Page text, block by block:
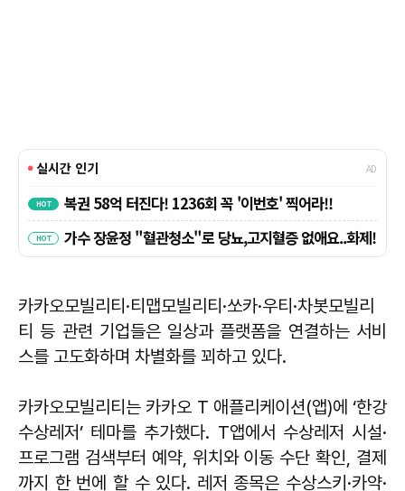
카카오모빌리티·티맵모빌리티·쏘카·우티·차봇모빌리
티 등 관련 기업들은 일상과 플랫폼을 연결하는 서비
스를 고도화하며 차별화를 꾀하고 있다.
카카오모빌리티는 카카오 T 애플리케이션(앱)에 ‘한강
수상레저’ 테마를 추가했다. T앱에서 수상레저 시설·
프로그램 검색부터 예약, 위치와 이동 수단 확인, 결제
까지 한 번에 할 수 있다. 레저 종목은 수상스키·카약·